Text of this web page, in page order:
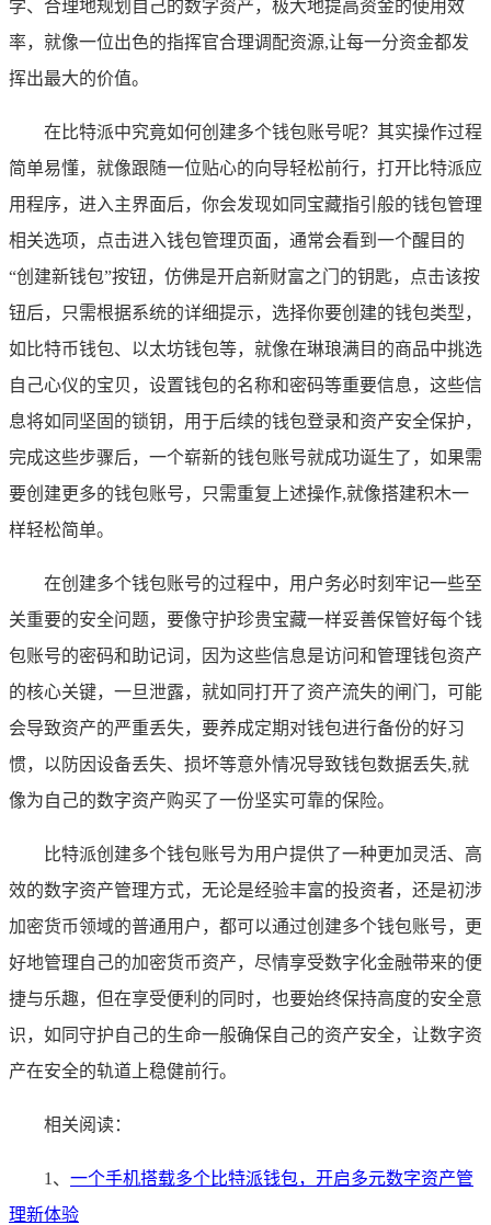
学、合理地规划自己的数字资产，极大地提高资金的使用效
率，就像一位出色的指挥官合理调配资源,让每一分资金都发
挥出最大的价值。
在比特派中究竟如何创建多个钱包账号呢？其实操作过程
简单易懂，就像跟随一位贴心的向导轻松前行，打开比特派应
用程序，进入主界面后，你会发现如同宝藏指引般的钱包管理
相关选项，点击进入钱包管理页面，通常会看到一个醒目的
“创建新钱包”按钮，仿佛是开启新财富之门的钥匙，点击该按
钮后，只需根据系统的详细提示，选择你要创建的钱包类型，
如比特币钱包、以太坊钱包等，就像在琳琅满目的商品中挑选
自己心仪的宝贝，设置钱包的名称和密码等重要信息，这些信
息将如同坚固的锁钥，用于后续的钱包登录和资产安全保护，
完成这些步骤后，一个崭新的钱包账号就成功诞生了，如果需
要创建更多的钱包账号，只需重复上述操作,就像搭建积木一
样轻松简单。
在创建多个钱包账号的过程中，用户务必时刻牢记一些至
关重要的安全问题，要像守护珍贵宝藏一样妥善保管好每个钱
包账号的密码和助记词，因为这些信息是访问和管理钱包资产
的核心关键，一旦泄露，就如同打开了资产流失的闸门，可能
会导致资产的严重丢失，要养成定期对钱包进行备份的好习
惯，以防因设备丢失、损坏等意外情况导致钱包数据丢失,就
像为自己的数字资产购买了一份坚实可靠的保险。
比特派创建多个钱包账号为用户提供了一种更加灵活、高
效的数字资产管理方式，无论是经验丰富的投资者，还是初涉
加密货币领域的普通用户，都可以通过创建多个钱包账号，更
好地管理自己的加密货币资产，尽情享受数字化金融带来的便
捷与乐趣，但在享受便利的同时，也要始终保持高度的安全意
识，如同守护自己的生命一般确保自己的资产安全，让数字资
产在安全的轨道上稳健前行。
相关阅读：
1、 一个手机搭载多个比特派钱包，开启多元数字资产管
理新体验